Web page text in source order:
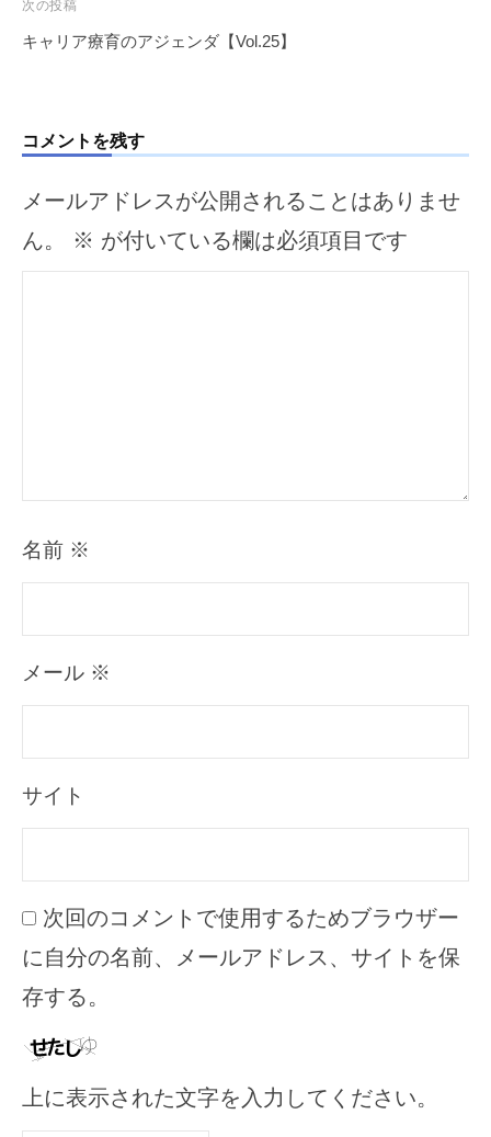
ゲ
ン
次の投稿
キャリア療育のアジェンダ【Vol.25】
コメントを残す
メールアドレスが公開されることはありませ
ん。
※ が付いている欄は必須項目です
名前 ※
メール ※
サイト
次回のコメントで使用するためブラウザー
に自分の名前、メールアドレス、サイトを保
存する。
上に表示された文字を入力してください。